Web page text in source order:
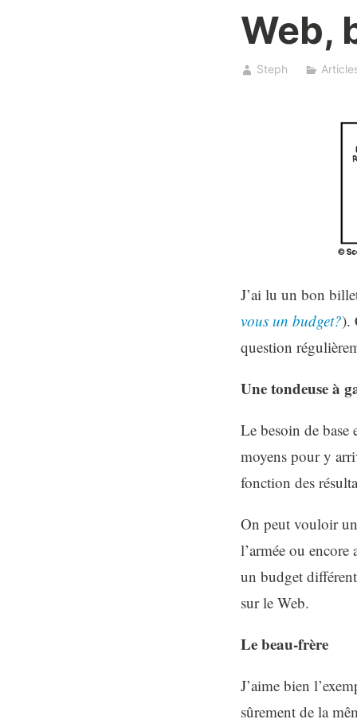
Web,
Steph
J’ai lu un bon
vous un budget?).
question
Une tondeuse à
Le besoin de base
moyens pour y
fonction des
On peut vouloir
l’armée ou encore
un budget
sur le Web.
Le beau-frère
J’aime bien
sûrement de la